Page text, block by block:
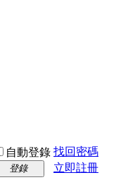
自動登錄 找回密碼
登錄
立即註冊